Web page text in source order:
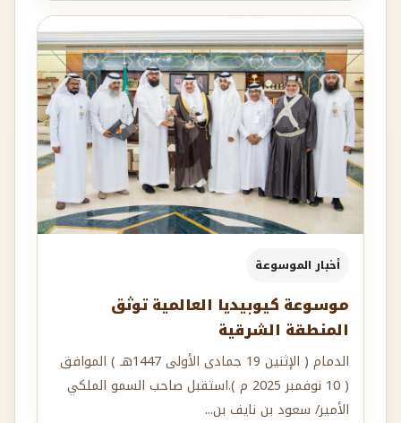
أخبار الموسوعة
موسوعة كيوبيديا العالمية توثق
المنطقة الشرقية
الدمام ( الإثنين 19 جمادى الأولى 1447هـ ) الموافق
( 10 نوفمبر 2025 م ).استقبل صاحب السمو الملكي
الأمير/ سعود بن نايف بن...